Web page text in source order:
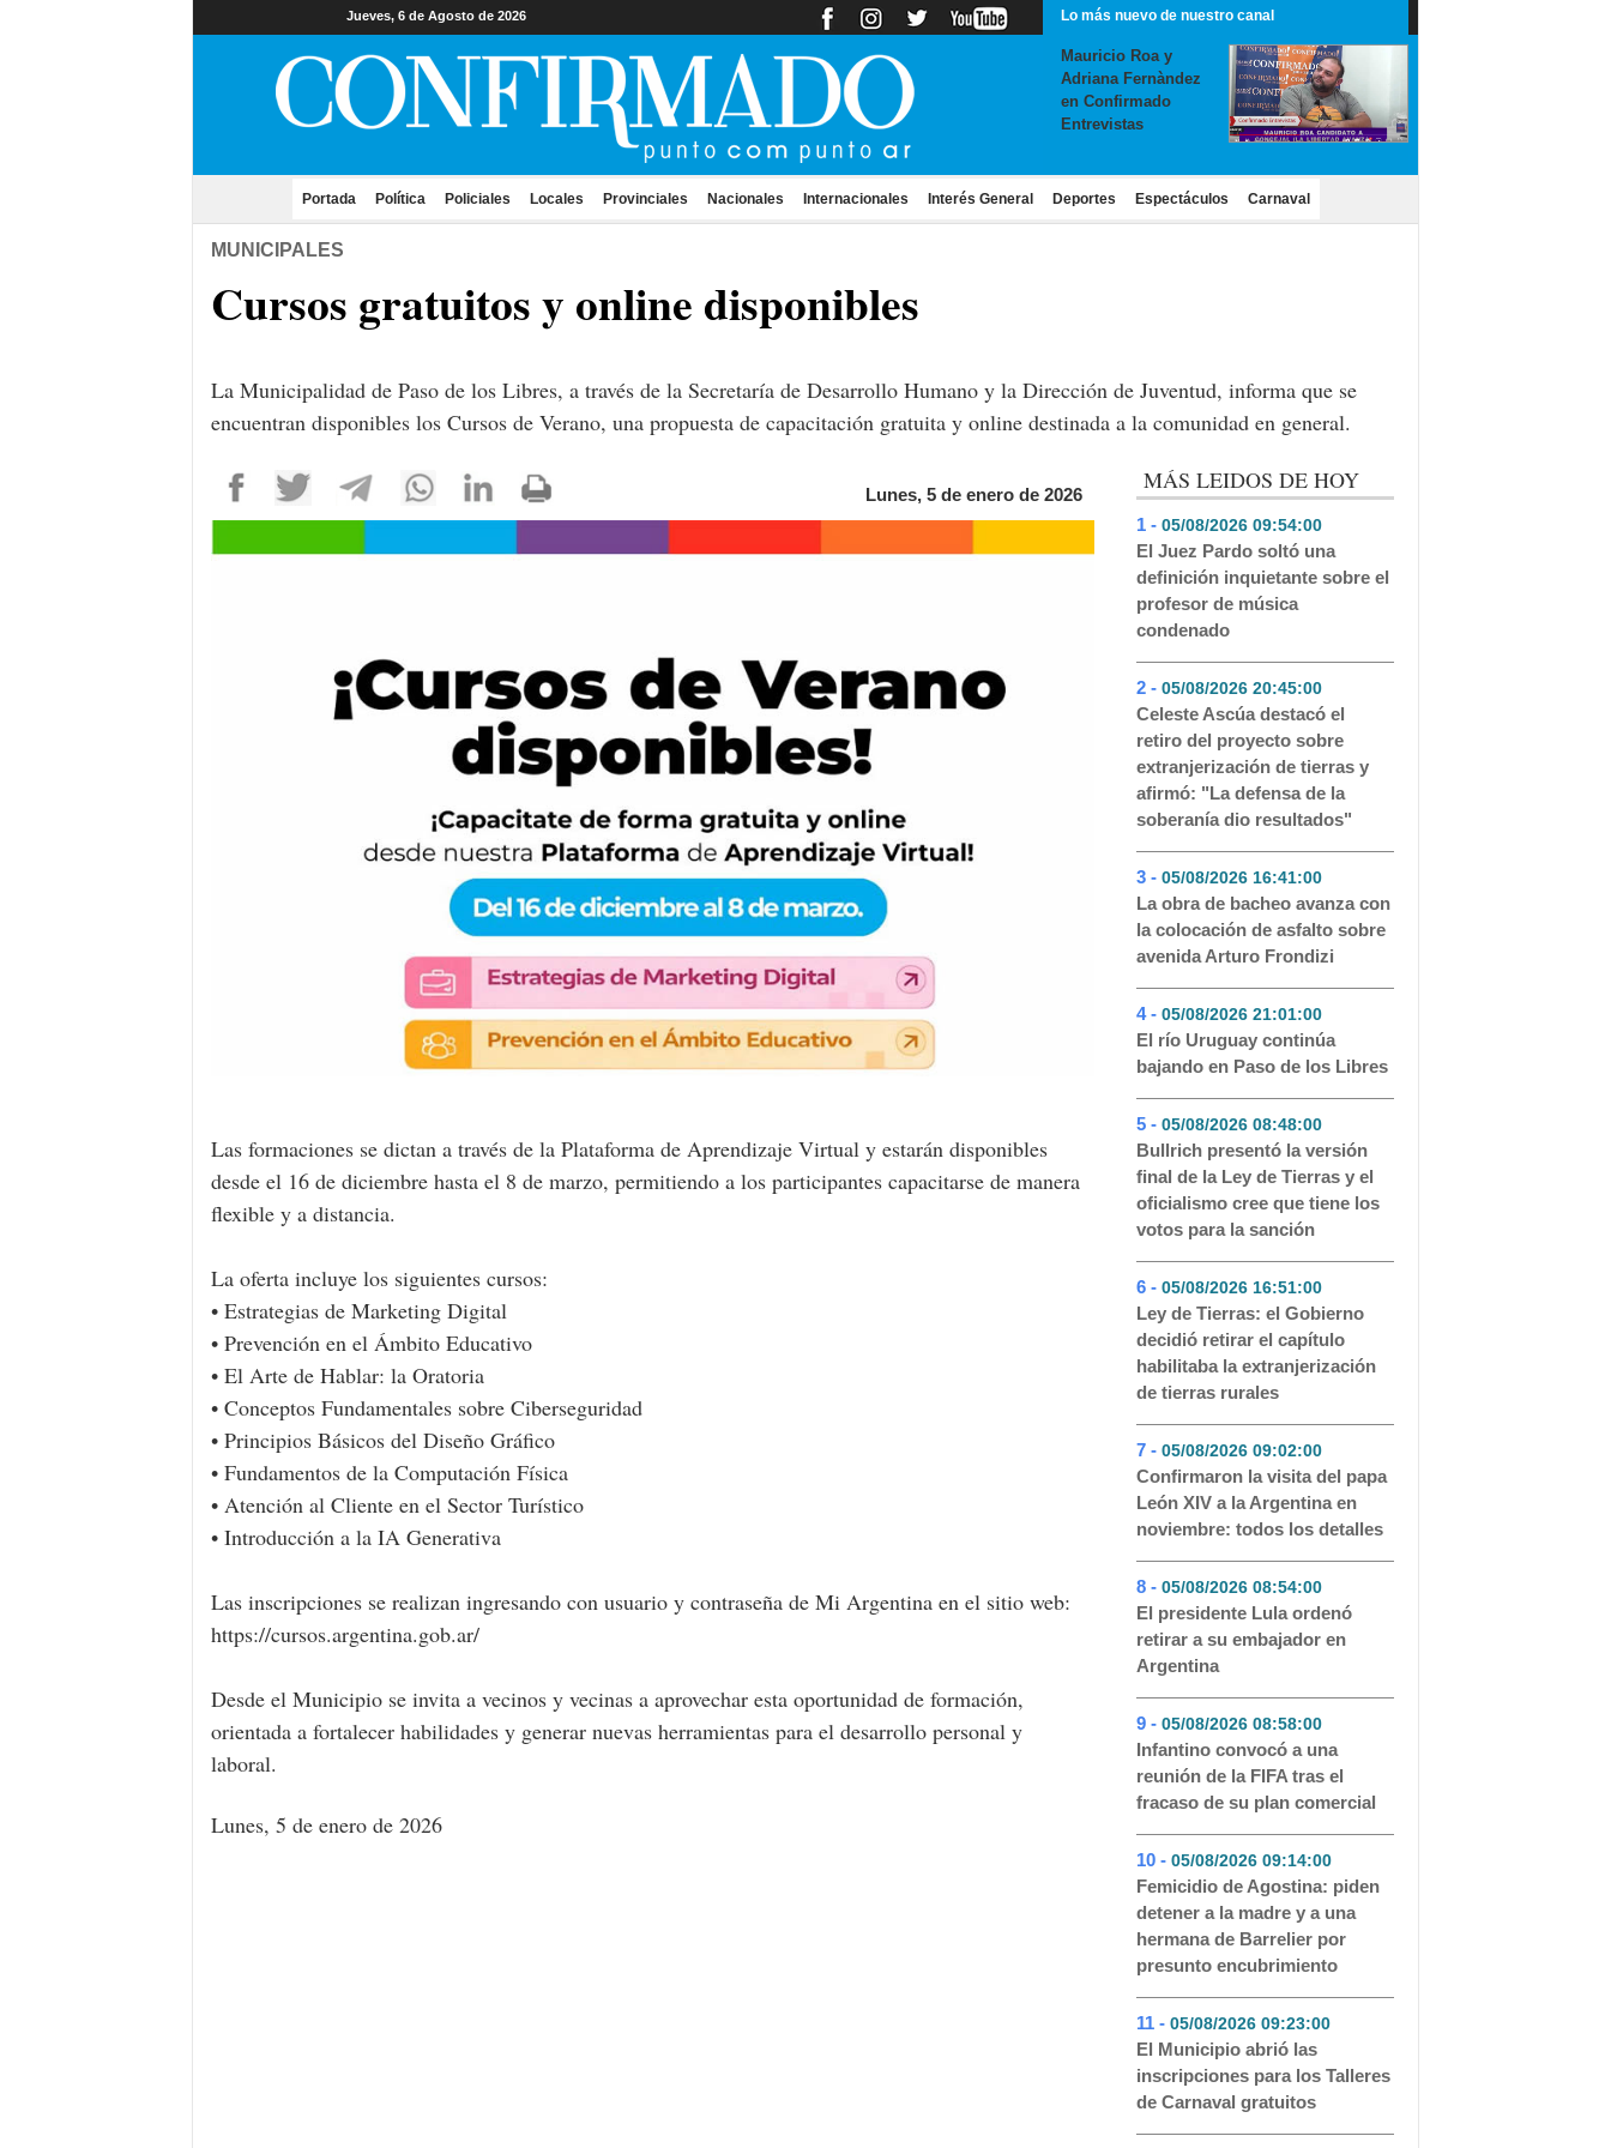
Jueves, 6 de Agosto de 2026 Lo más nuevo de nuestro canal
Mauricio Roa y
Adriana Fernàndez
en Confirmado
Entrevistas
Portada(current)
Política Policiales Locales Provinciales Nacionales Internacionales Interés General Deportes Espectáculos Carnaval
MUNICIPALES
Cursos gratuitos y online disponibles
La Municipalidad de Paso de los Libres, a través de la Secretaría de Desarrollo Humano y la Dirección de Juventud, informa que se
encuentran disponibles los Cursos de Verano, una propuesta de capacitación gratuita y online destinada a la comunidad en general.
Lunes, 5 de enero de 2026
Las formaciones se dictan a través de la Plataforma de Aprendizaje Virtual y estarán disponibles
desde el 16 de diciembre hasta el 8 de marzo, permitiendo a los participantes capacitarse de manera
flexible y a distancia.
La oferta incluye los siguientes cursos:
• Estrategias de Marketing Digital
• Prevención en el Ámbito Educativo
• El Arte de Hablar: la Oratoria
• Conceptos Fundamentales sobre Ciberseguridad
• Principios Básicos del Diseño Gráfico
• Fundamentos de la Computación Física
• Atención al Cliente en el Sector Turístico
• Introducción a la IA Generativa
Las inscripciones se realizan ingresando con usuario y contraseña de Mi Argentina en el sitio web:
https://cursos.argentina.gob.ar/
Desde el Municipio se invita a vecinos y vecinas a aprovechar esta oportunidad de formación,
orientada a fortalecer habilidades y generar nuevas herramientas para el desarrollo personal y
laboral.
Lunes, 5 de enero de 2026
MÁS LEIDOS DE HOY
1 - 05/08/2026 09:54:00- 445
El Juez Pardo soltó una
definición inquietante sobre el
profesor de música
condenado
2 - 05/08/2026 20:45:00- 246
Celeste Ascúa destacó el
retiro del proyecto sobre
extranjerización de tierras y
afirmó: "La defensa de la
soberanía dio resultados"
3 - 05/08/2026 16:41:00- 143
La obra de bacheo avanza con
la colocación de asfalto sobre
avenida Arturo Frondizi
4 - 05/08/2026 21:01:00- 101
El río Uruguay continúa
bajando en Paso de los Libres
5 - 05/08/2026 08:48:00- 72
Bullrich presentó la versión
final de la Ley de Tierras y el
oficialismo cree que tiene los
votos para la sanción
6 - 05/08/2026 16:51:00- 57
Ley de Tierras: el Gobierno
decidió retirar el capítulo
habilitaba la extranjerización
de tierras rurales
7 - 05/08/2026 09:02:00- 52
Confirmaron la visita del papa
León XIV a la Argentina en
noviembre: todos los detalles
8 - 05/08/2026 08:54:00- 52
El presidente Lula ordenó
retirar a su embajador en
Argentina
9 - 05/08/2026 08:58:00- 51
Infantino convocó a una
reunión de la FIFA tras el
fracaso de su plan comercial
10 - 05/08/2026 09:14:00- 48
Femicidio de Agostina: piden
detener a la madre y a una
hermana de Barrelier por
presunto encubrimiento
11 - 05/08/2026 09:23:00- 46
El Municipio abrió las
inscripciones para los Talleres
de Carnaval gratuitos